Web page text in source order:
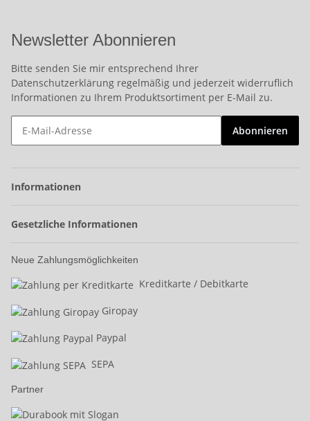
Newsletter Abonnieren
Bitte senden Sie mir entsprechend Ihrer
Datenschutzerklärung regelmäßig und jederzeit widerruflich
Informationen zu Ihrem Produktsortiment per E-Mail zu.
Abonnieren
Informationen
Gesetzliche Informationen
Neue Zahlungsmöglichkeiten
Kreditkarte / Debitkarte
Giropay
Paypal
SEPA
Partner